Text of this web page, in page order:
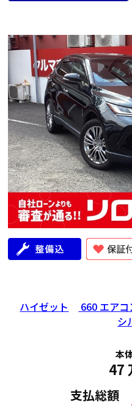
2020
走行距離（
64,000
ハイゼット
660 エア
シ
本
47
支払総額